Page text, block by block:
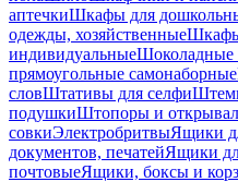
аптечкиШкафы для
одежды, хозяйственные
индивидуальныеШоколадные
прямоугольные самонаборные
словШтативы для селфи
подушкиШтопоры и
совкиЭлектробритвыЯщики
документов, печатейЯщики
почтовыеЯщики, боксы и